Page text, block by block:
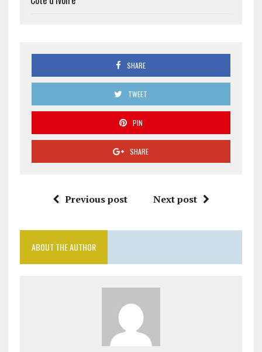
SHARE
TWEET
PIN
SHARE
Previous post Next post
ABOUT THE AUTHOR